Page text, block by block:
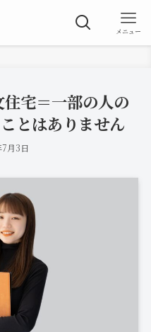
メニュー
住宅＝一部の人の
とはありません
月3日